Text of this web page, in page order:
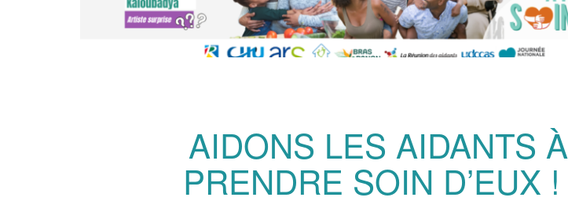
AIDONS LES AIDANTS À
PRENDRE SOIN D’EUX !